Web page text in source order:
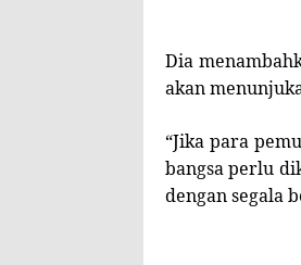
Dia
akan
“Jika para
bangsa perlu
dengan segala